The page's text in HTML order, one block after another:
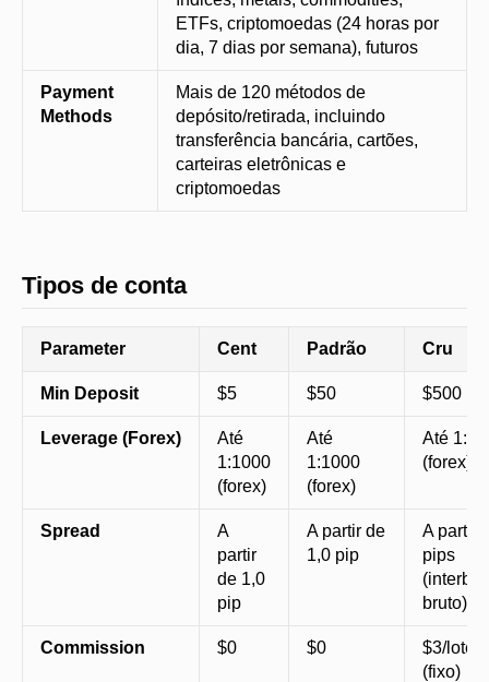
ETFs, criptomoedas (24 horas por
dia, 7 dias por semana), futuros
Payment
Methods
Mais de 120 métodos de
depósito/retirada, incluindo
transferência bancária, cartões,
carteiras eletrônicas e
criptomoedas
Tipos de conta
Parameter Cent Padrão Cru
Min Deposit $5 $50 $500
Leverage (Forex)
Até
1:1000
(forex)
Até
1:1000
(forex)
Até
(forex)
Spread
A
partir
de 1,0
pip
A partir de
1,0 pip
A partir
pips
bruto)
Commission $0 $0
$3/lote/
(fixo)